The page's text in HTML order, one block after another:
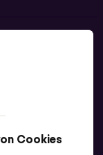
Cookies